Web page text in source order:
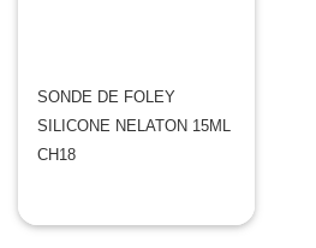
SONDE DE FOLEY
SILICONE NELATON 15ML
CH18